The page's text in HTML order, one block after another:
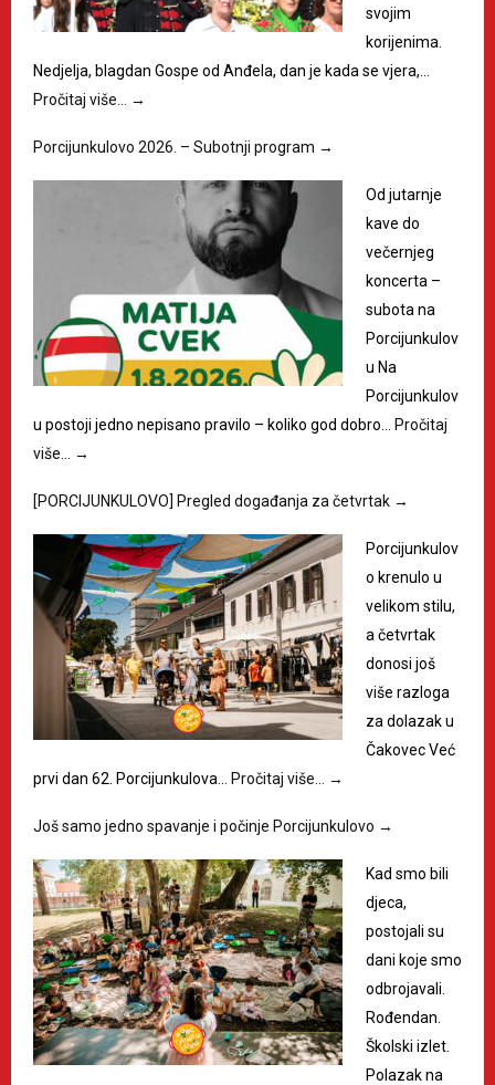
svojim
korijenima.
Nedjelja, blagdan Gospe od Anđela, dan je kada se vjera,…
Pročitaj više…
→
Porcijunkulovo 2026. – Subotnji program →
Od jutarnje
kave do
večernjeg
koncerta –
subota na
Porcijunkulov
u Na
Porcijunkulov
u postoji jedno nepisano pravilo – koliko god dobro…
Pročitaj
više…
→
[PORCIJUNKULOVO] Pregled događanja za četvrtak →
Porcijunkulov
o krenulo u
velikom stilu,
a četvrtak
donosi još
više razloga
za dolazak u
Čakovec Već
prvi dan 62. Porcijunkulova…
Pročitaj više… →
Još samo jedno spavanje i počinje Porcijunkulovo →
Kad smo bili
djeca,
postojali su
dani koje smo
odbrojavali.
Rođendan.
Školski izlet.
Polazak na